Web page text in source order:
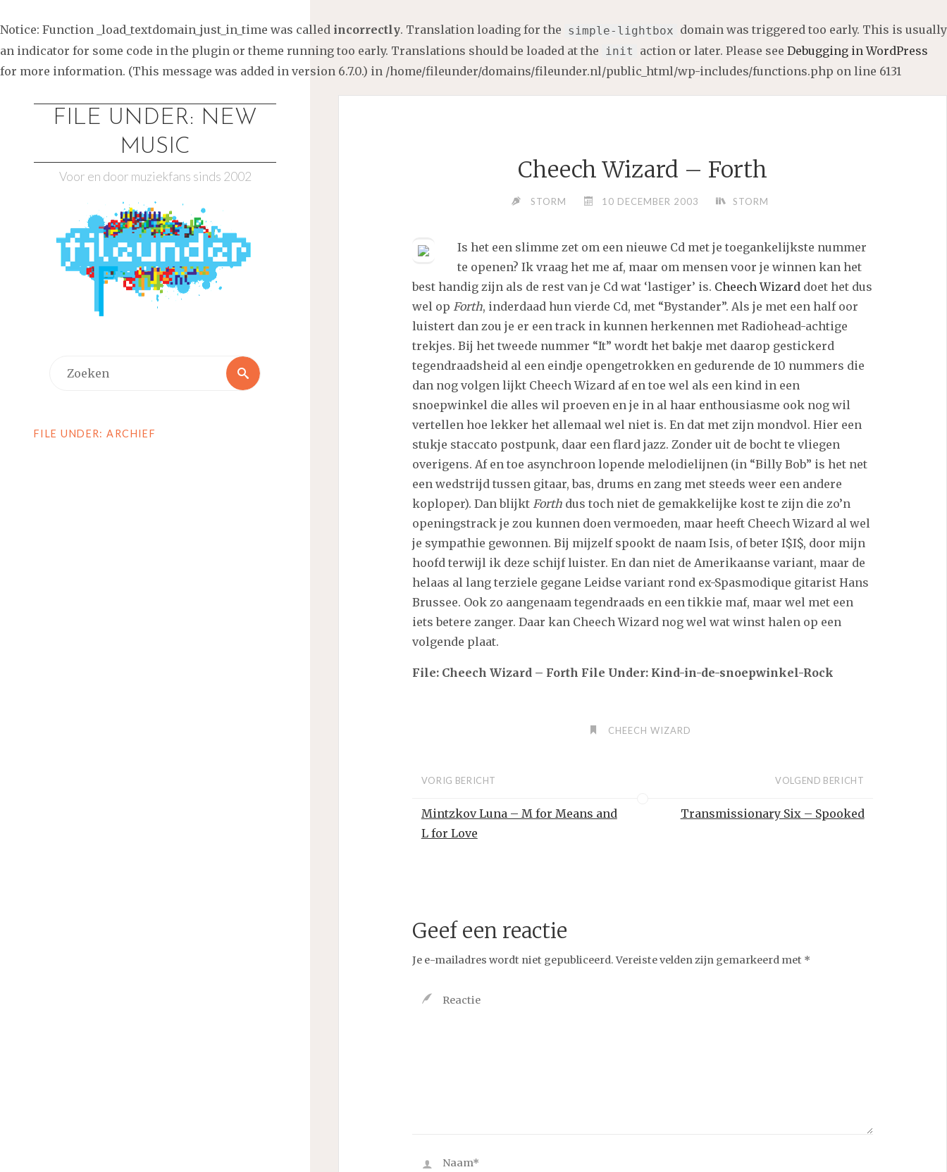
Notice: Function _load_textdomain_just_in_time was called incorrectly. Translation loading for the simple-lightbox domain was triggered too early. This is usually
an indicator for some code in the plugin or theme running too early. Translations should be loaded at the init action or later. Please see Debugging in WordPress
for more information. (This message was added in version 6.7.0.) in /home/fileunder/domains/fileunder.nl/public_html/wp-includes/functions.php on line 6131
FILE UNDER: NEW
MUSIC
Voor en door muziekfans sinds 2002
Zoeken
FILE UNDER: ARCHIEF
Cheech Wizard – Forth
STORM 10 DECEMBER 2003 STORM
Is het een slimme zet om een nieuwe Cd met je toegankelijkste nummer
te openen? Ik vraag het me af, maar om mensen voor je winnen kan het
best handig zijn als de rest van je Cd wat ‘lastiger’ is. Cheech Wizard doet het dus
wel op Forth, inderdaad hun vierde Cd, met “Bystander”. Als je met een half oor
luistert dan zou je er een track in kunnen herkennen met Radiohead-achtige
trekjes. Bij het tweede nummer “It” wordt het bakje met daarop gestickerd
tegendraadsheid al een eindje opengetrokken en gedurende de 10 nummers die
dan nog volgen lijkt Cheech Wizard af en toe wel als een kind in een
snoepwinkel die alles wil proeven en je in al haar enthousiasme ook nog wil
vertellen hoe lekker het allemaal wel niet is. En dat met zijn mondvol. Hier een
stukje staccato postpunk, daar een flard jazz. Zonder uit de bocht te vliegen
overigens. Af en toe asynchroon lopende melodielijnen (in “Billy Bob” is het net
een wedstrijd tussen gitaar, bas, drums en zang met steeds weer een andere
koploper). Dan blijkt Forthdus toch niet de gemakkelijke kost te zijn die zo’n
openingstrack je zou kunnen doen vermoeden, maar heeft Cheech Wizard al wel
je sympathie gewonnen. Bij mijzelf spookt de naam Isis, of beter I$I$, door mijn
hoofd terwijl ik deze schijf luister. En dan niet de Amerikaanse variant, maar de
helaas al lang terziele gegane Leidse variant rond ex-Spasmodique gitarist Hans
Brussee. Ook zo aangenaam tegendraads en een tikkie maf, maar wel met een
iets betere zanger. Daar kan Cheech Wizard nog wel wat winst halen op een
volgende plaat.
File: Cheech Wizard – Forth File Under: Kind-in-de-snoepwinkel-Rock
CHEECH WIZARD
VORIG BERICHT
Mintzkov Luna – M for Means and
L for Love
VOLGEND BERICHT
Transmissionary Six – Spooked
Geef een reactie
Je e-mailadres wordt niet gepubliceerd. Vereiste velden zijn gemarkeerd met *